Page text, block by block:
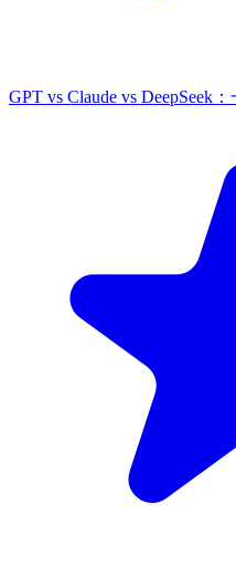
GPT vs Claude vs DeepSeek